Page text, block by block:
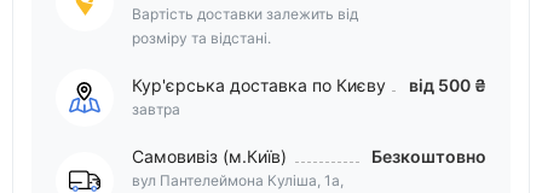
Вартість доставки залежить від
розміру та відстані.
Кур'єрська доставка по Києву
завтра
від 500 ₴
Самовивіз (м.Київ)
вул Пантелеймона Куліша, 1а,
Безкоштовно